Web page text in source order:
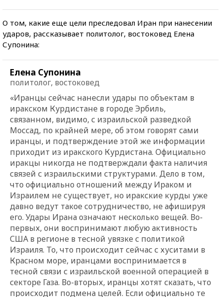
О том, какие еще цели преследовал Иран при нанесении
ударов, рассказывает политолог, востоковед Елена
Супонина:
Елена Супонина
политолог, востоковед
«Иранцы сейчас нанесли удары по объектам в
иракском Курдистане в городе Эрбиль,
связанном, видимо, с израильской разведкой
Моссад, по крайней мере, об этом говорят сами
иранцы, и подтверждение этой же информации
приходит из иракского Курдистана. Официально
иракцы никогда не подтверждали факта наличия
связей с израильскими структурами. Дело в том,
что официально отношений между Ираком и
Израилем не существует, но иракские курды уже
давно ведут такое сотрудничество, не афишируя
его. Удары Ирана означают несколько вещей. Во-
первых, они воспринимают любую активность
США в регионе в тесной увязке с политикой
Израиля. То, что происходит сейчас с хуситами в
Красном море, иранцами воспринимается в
тесной связи с израильской военной операцией в
секторе Газа. Во-вторых, иранцы хотят сказать, что
происходит подмена целей. Если официально те